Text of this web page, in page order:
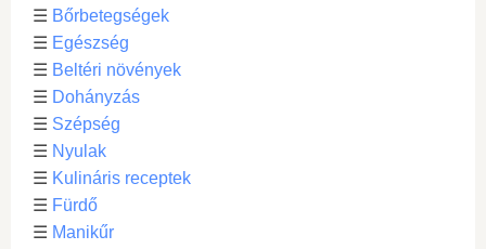
☰ Bőrbetegségek
☰ Egészség
☰ Beltéri növények
☰ Dohányzás
☰ Szépség
☰ Nyulak
☰ Kulináris receptek
☰ Fürdő
☰ Manikűr